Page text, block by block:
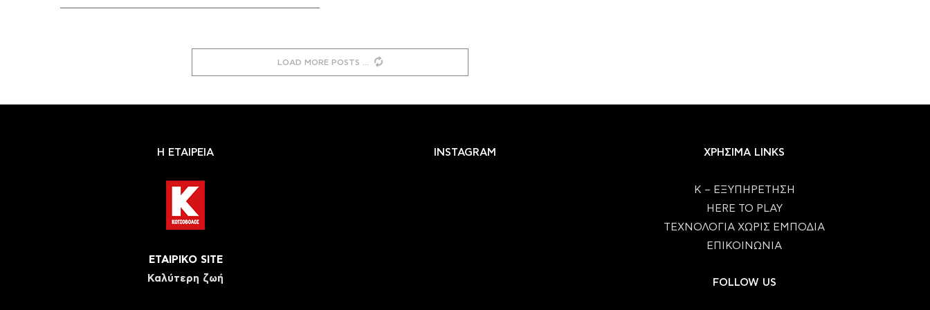
LOAD MORE POSTS
Η ΕΤΑΙΡΕΙΑ
ΕΤΑΙΡΙΚΟ SITE
Καλύτερη ζωή
INSTAGRAM ΧΡΗΣΙΜΑ LINKS
Κ – ΕΞΥΠΗΡΕΤΗΣΗ
HERE TO PLAY
ΤΕΧΝΟΛΟΓΙΑ ΧΩΡΙΣ ΕΜΠΟΔΙΑ
ΕΠΙΚΟΙΝΩΝΙΑ
FOLLOW US